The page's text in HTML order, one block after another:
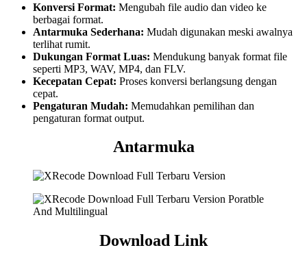
Konversi Format: Mengubah file audio dan video ke
berbagai format.
Antarmuka Sederhana: Mudah digunakan meski awalnya
terlihat rumit.
Dukungan Format Luas: Mendukung banyak format file
seperti MP3, WAV, MP4, dan FLV.
Kecepatan Cepat: Proses konversi berlangsung dengan
cepat.
Pengaturan Mudah: Memudahkan pemilihan dan
pengaturan format output.
Antarmuka
Download Link